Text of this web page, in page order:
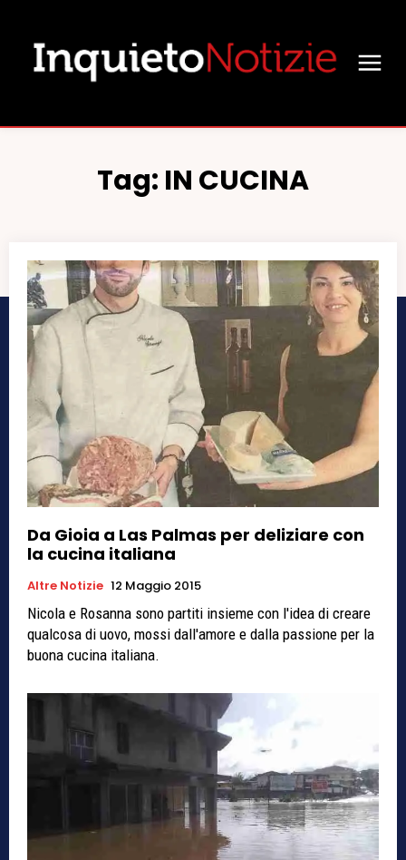
Tag: IN CUCINA
Da Gioia a Las Palmas per deliziare con
la cucina italiana
Altre Notizie 12 Maggio 2015
Nicola e Rosanna sono partiti insieme con l'idea di creare
qualcosa di uovo, mossi dall'amore e dalla passione per la
buona cucina italiana.